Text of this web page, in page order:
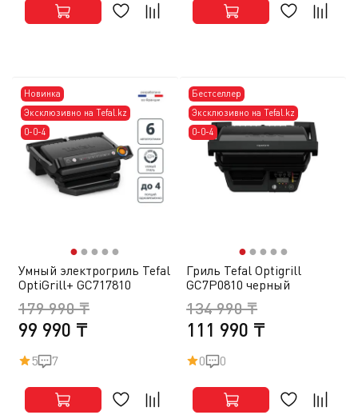
Новинка
Эксклюзивно на Tefal.kz
0-0-4
●● ● ● ●
Умный электрогриль Tefal
OptiGrill+ GC717810
99 990 ₸
179 990 ₸
5 7
Бестселлер
Эксклюзивно на Tefal.kz
0-0-4
●● ● ● ●
Гриль Tefal Optigrill
GC7P0810 черный
111 990 ₸
134 990 ₸
0 0